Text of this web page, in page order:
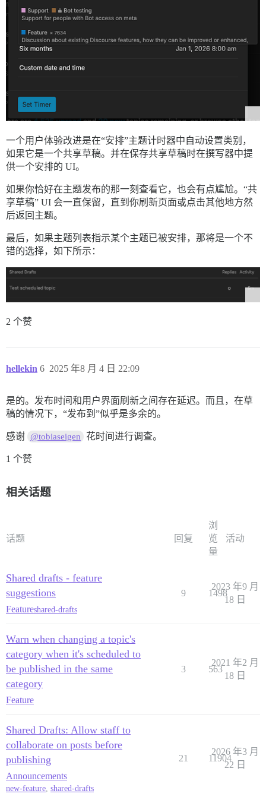
一个用户体验改进是在“安排”主题计时器中自动设置类别，
如果它是一个共享草稿。并在保存共享草稿时在撰写器中提
供一个安排的 UI。
如果你恰好在主题发布的那一刻查看它，也会有点尴尬。“共
享草稿” UI 会一直保留，直到你刷新页面或点击其他地方然
后返回主题。
最后，如果主题列表指示某个主题已被安排，那将是一个不
错的选择，如下所示：
2 个赞
hellekin 2025 年8 月 4 日 22:09
6
是的。发布时间和用户界面刷新之间存在延迟。而且，在草
稿的情况下，“发布到”似乎是多余的。
感谢 @tobiaseigen 花时间进行调查。
1 个赞
相关话题
话题 回复
浏
览
量
活动
Shared drafts - feature
suggestions
Featureshared-drafts
9 1498
2023 年9 月
18 日
Warn when changing a topic's
category when it's scheduled to
be published in the same
category
Feature
3 563
2021 年2 月
18 日
Shared Drafts: Allow staff to
collaborate on posts before
publishing
Announcements
new-feature, shared-drafts
21 11904
2026 年3 月
22 日